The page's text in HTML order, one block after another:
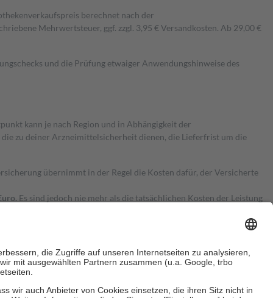
berechnet nach der
Mehrwertsteuer, ggf. zzgl. 3,95 € Versandkosten. Ab 29,00 €
und die Prüfung etwaiger Anwendungshinweise des
kann je nach Region und in Abhängigkeit der
zu deiner Arzneimittelsicherheit dienen, die Lieferfrist um die
übernimmt in der Regel die Kosten dafür, der Versicherte
Es sind jedoch nie mehr als die tatsächlichen Kosten der Leistung
Zuzahlungen an bei: